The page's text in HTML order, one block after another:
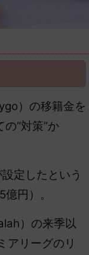
）の移籍金を
“対策”か
定したという
円）。
）の来季以
アリーグのリ